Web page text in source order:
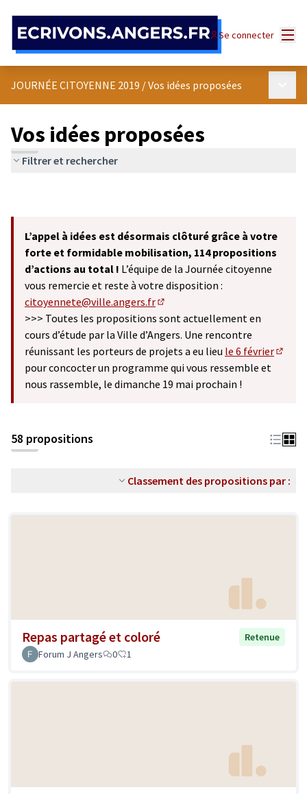
Se connecter
JOURNÉE CITOYENNE 2019 /Vos idées proposées
Vos idées proposées
Filtrer et rechercher
L’appel à idées est désormais clôturé grâce à votre
forte et formidable mobilisation, 114 propositions
d’actions au total ! L’équipe de la Journée citoyenne
vous remercie et reste à votre disposition :
citoyennete@ville.angers.fr
(S'ouvre dans un nouvel onglet)
>>> Toutes les propositions sont actuellement en
cours d’étude par la Ville d’Angers. Une rencontre
réunissant les porteurs de projets a eu lieu le 6 février
pour concocter un programme qui vous ressemble et
nous rassemble, le dimanche 19 mai prochain !
58 propositions
Classement des propositions par :
Repas partagé et coloré
Retenue
Forum J Angers
0 1